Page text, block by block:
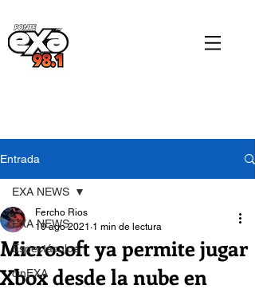
Entrada
EXA NEWS
Espectáculos
cinEXA
EXA NEWS
Microsoft ya permite jugar
Xbox desde la nube en
Fercho Rios
10 ago 2021 1 min de lectura